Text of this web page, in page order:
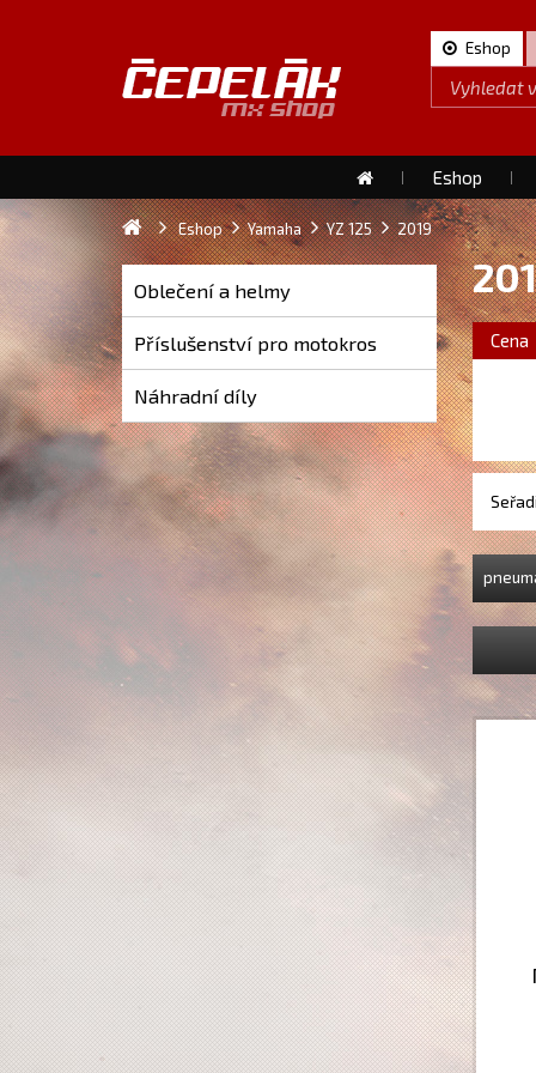
Eshop
Eshop
Eshop Yamaha YZ 125 2019
Oblečení a helmy
Příslušenství pro motokros
Náhradní díly
Cena